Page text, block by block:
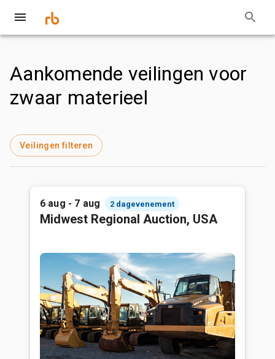
Aankomende veilingen voor
zwaar materieel
Veilingen filteren
6 aug - 7 aug 2 dagevenement
Midwest Regional Auction, USA